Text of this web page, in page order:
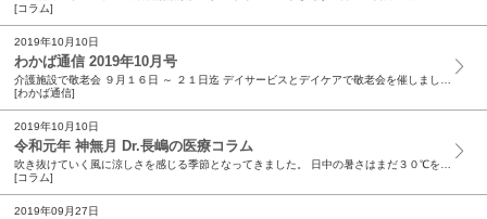
[コラム]
2019年10月10日
わかば通信 2019年10月号
[わかば通信]
2019年10月10日
令和元年 神無月 Dr.長嶋の医療コラム
[コラム]
2019年09月27日